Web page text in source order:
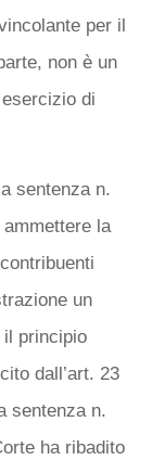
per il
non è un
di
sentenza n.
la
un
principio
dall’art. 23
sentenza n.
ha ribadito